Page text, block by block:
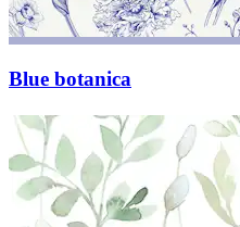
Blue botanica